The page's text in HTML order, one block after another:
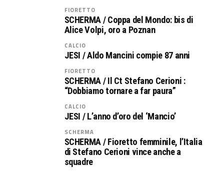
FIORETTO
SCHERMA / Coppa del Mondo: bis di
Alice Volpi, oro a Poznan
CALCIO
JESI / Aldo Mancini compie 87 anni
FIORETTO
SCHERMA / Il Ct Stefano Cerioni :
“Dobbiamo tornare a far paura”
CALCIO
JESI / L’anno d’oro del ‘Mancio’
SCHERMA
SCHERMA / Fioretto femminile, l’Italia
di Stefano Cerioni vince anche a
squadre